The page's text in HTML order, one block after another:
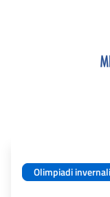
Olimpiadi invernali